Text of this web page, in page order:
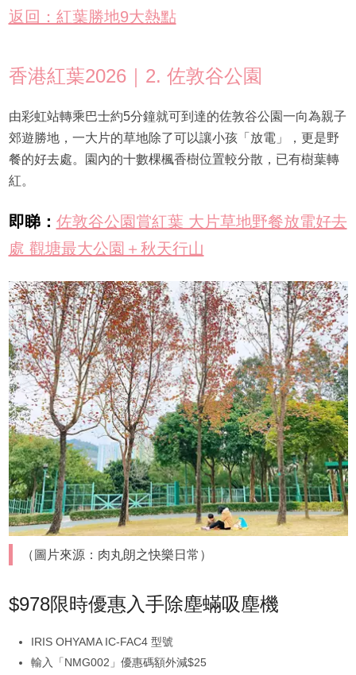
返回：紅葉勝地9大熱點
香港紅葉2026｜2. 佐敦谷公園
由彩虹站轉乘巴士約5分鐘就可到達的佐敦谷公園一向為親子
郊遊勝地，一大片的草地除了可以讓小孩「放電」，更是野
餐的好去處。園內的十數棵楓香樹位置較分散，已有樹葉轉
紅。
即睇： 佐敦谷公園賞紅葉 大片草地野餐放電好去
處 觀塘最大公園＋秋天行山
（圖片來源：肉丸朗之快樂日常）
$978限時優惠入手除塵蟎吸塵機
IRIS OHYAMA IC-FAC4 型號
輸入「NMG002」優惠碼額外減$25